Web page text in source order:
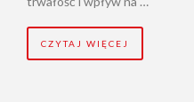
CZYTAJ WIĘCEJ